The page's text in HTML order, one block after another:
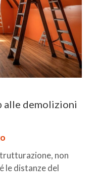
alle demolizioni
non
le distanze del